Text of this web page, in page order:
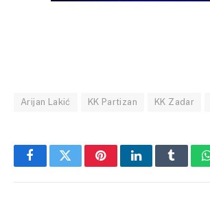
Arijan Lakić KK Partizan KK Zadar
FacebookTwitterPinterestLinkedInTumblr